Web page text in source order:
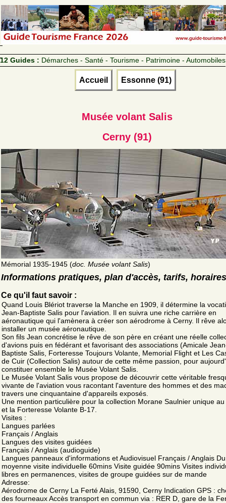
12 Guides : Démarches - Santé - Tourisme - Patrimoine - Automobiles
Accueil Essonne (91)
Musée volant Salis
Cerny (91)
Mémorial 1935-1945 (doc. Musée volant Salis)
Informations pratiques, plan d'accès, tarifs, horaires
Ce qu'il faut savoir :
Quand Louis Blériot traverse la Manche en 1909, il détermine la
Jean-Baptiste Salis pour l'aviation. Il en suivra une riche carrière en
aéronautique qui l'amènera à créer son aérodrome à Cerny. Il rêve
installer un musée aéronautique.
Son fils Jean concrétise le rêve de son père en créant une réelle
d'avions puis en fédérant et favorisant des associations (Amicale
Baptiste Salis, Forteresse Toujours Volante, Memorial Flight et Les
de Cuir (Collection Salis) autour de cette même passion, pour
constituer ensemble le Musée Volant Salis.
Le Musée Volant Salis vous propose de découvrir cette véritable
vivante de l'aviation vous racontant l'aventure des hommes et des
travers une cinquantaine d'appareils exposés.
Une mention particulière pour la collection Morane Saulnier unique
et la Forteresse Volante B-17.
Visites :
Langues parlées
Français / Anglais
Langues des visites guidées
Français / Anglais (audioguide)
Langues panneaux d'informations et Audiovisuel Français / Anglais
moyenne visite individuelle 60mins Visite guidée 90mins Visites
libres en permanences, visites de groupe guidées sur de mande
Adresse:
Aérodrome de Cerny La Ferté Alais, 91590, Cerny Indication GPS :
des fourneaux Accès transport en commun via : RER D, gare de la